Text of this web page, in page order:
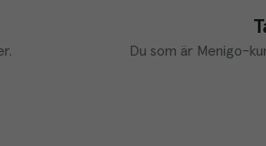
Du som är Menigo-